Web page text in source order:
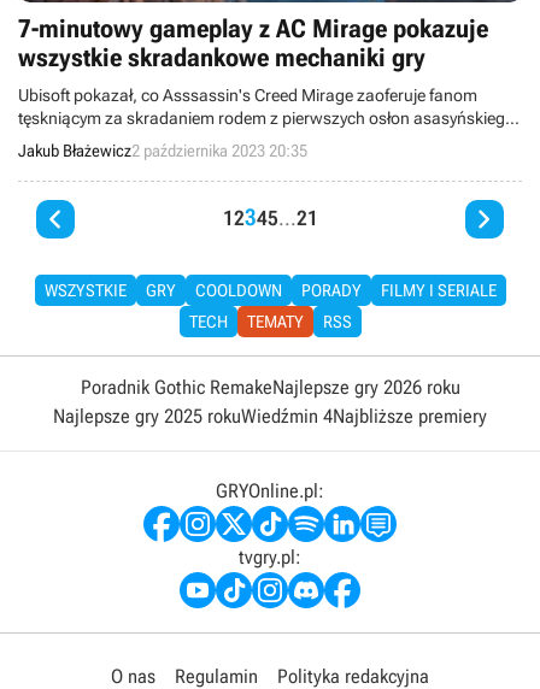
7-minutowy gameplay z AC Mirage pokazuje
wszystkie skradankowe mechaniki gry
Ubisoft pokazał, co Asssassin's Creed Mirage zaoferuje fanom
tęskniącym za skradaniem rodem z pierwszych osłon asasyńskiego
cyklu.
Jakub Błażewicz2 października 2023 20:35
 12345...21 
WSZYSTKIE GRY COOLDOWN PORADY
FILMY I SERIALE
TECH
TEMATY RSS
Poradnik Gothic RemakeNajlepsze gry 2026 roku
Najlepsze gry 2025 rokuWiedźmin 4Najbliższe premiery
GRYOnline.pl:
tvgry.pl:
O nas Regulamin Polityka redakcyjna